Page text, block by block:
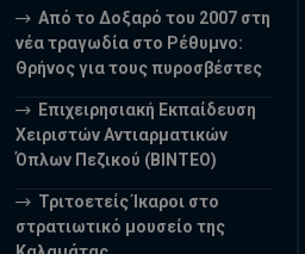
Από το Δοξαρό του 2007 στη
νέα τραγωδία στο Ρέθυμνο:
Θρήνος για τους πυροσβέστες
Επιχειρησιακή Εκπαίδευση
Χειριστών Αντιαρματικών
Όπλων Πεζικού (ΒΙΝΤΕΟ)
Τριτοετείς Ίκαροι στο
στρατιωτικό μουσείο της